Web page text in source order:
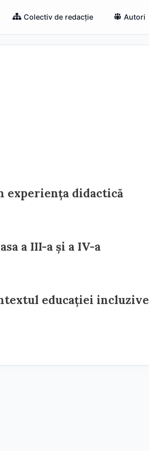
Colectiv de redacție Autori
didactică
a III-a și a IV-a
educației incluzive